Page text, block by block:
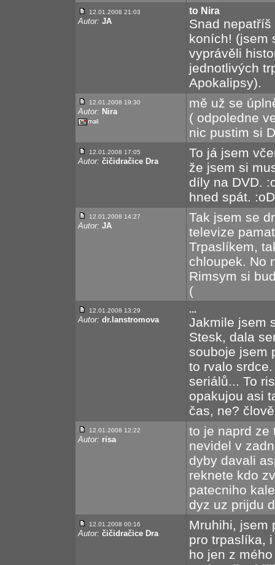
12.01.2008 21:03
Autor: JA
to Nira
Snad
koních! (jsem
vyprávěli
jednotlivých
Apokalipsy).
12.01.2008 19:30
Autor: Nira
mě už se
( odpoledne
nic pustim si
12.01.2008 17:05
Autor: čičidračice Dra
To já jsem
že jsem si
díly na DVD.
hned spát. :oD
12.01.2008 14:27
Autor: JA
Tak jsem se
televize
Trpaslíkem,
chloupek. No
Rimsym si
(
12.01.2008 13:29
Autor: dr.lanstromova
...
Jakmile jsem
Stesk, dala
souboje jsem
to rvalo
seriálů... To
opakujou asi
čas, ne?
12.01.2008 12:22
Autor: risa
to je naprd ze
nevidel v
dyby davali
reknete kdo
patecniho
dyz uz prijdu
12.01.2008 00:16
Autor: čičidračice Dra
Mruhihi, jsem
pro trpaslíka,
ho jen z